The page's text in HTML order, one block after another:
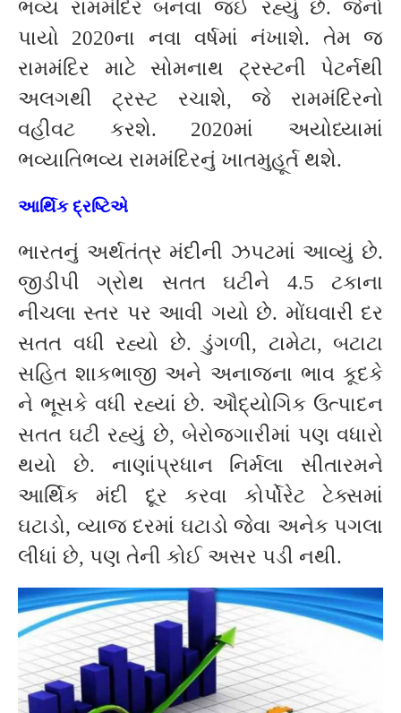
ભવ્ય રામમંદિર બનવા જઈ રહ્યું છે. જેનો
પાયો 2020ના નવા વર્ષમાં નંખાશે. તેમ જ
રામમંદિર માટે સોમનાથ ટ્રસ્ટની પેટર્નથી
અલગથી ટ્રસ્ટ રચાશે, જે રામમંદિરનો
વહીવટ કરશે. 2020માં અયોધ્યામાં
ભવ્યાતિભવ્ય રામમંદિરનું ખાતમુહૂર્ત થશે.
આર્થિક દ્રષ્ટિએ
ભારતનું અર્થતંત્ર મંદીની ઝપટમાં આવ્યું છે.
જીડીપી ગ્રોથ સતત ઘટીને 4.5 ટકાના
નીચલા સ્તર પર આવી ગયો છે. મોંઘવારી દર
સતત વધી રહ્યો છે. ડુંગળી, ટામેટા, બટાટા
સહિત શાકભાજી અને અનાજના ભાવ કૂદકે
ને ભૂસકે વધી રહ્યાં છે. ઔદ્યોગિક ઉત્પાદન
સતત ઘટી રહ્યું છે, બેરોજગારીમાં પણ વધારો
થયો છે. નાણાંપ્રધાન નિર્મલા સીતારમને
આર્થિક મંદી દૂર કરવા કોર્પોરેટ ટેક્સમાં
ઘટાડો, વ્યાજ દરમાં ઘટાડો જેવા અનેક પગલા
લીધાં છે, પણ તેની કોઈ અસર પડી નથી.